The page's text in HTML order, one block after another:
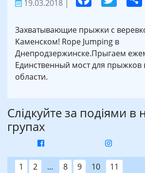
19.03.2018 |
Захватывающие прыжки с
Каменском! Rope Jumping в
Днепродзержинске.Прыгаем
Единственный мост для прыжков
области.
Слідкуйте за подіями в
групах
1 2 … 8 9 10 11